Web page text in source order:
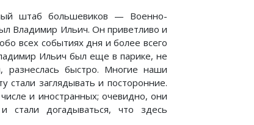
штаб большевиков — Военно-
Владимир Ильич. Он приветливо и
всех событиях дня и более всего
Ильич был еще в парике, не
быстро. Многие наши
заглядывать и посторонние.
и иностранных; очевидно, они
догадываться, что здесь